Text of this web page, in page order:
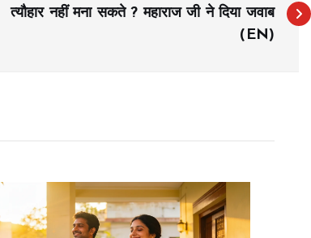
त्यौहार नहीं मना सकते ? महाराज जी ने दिया जवाब
(EN)